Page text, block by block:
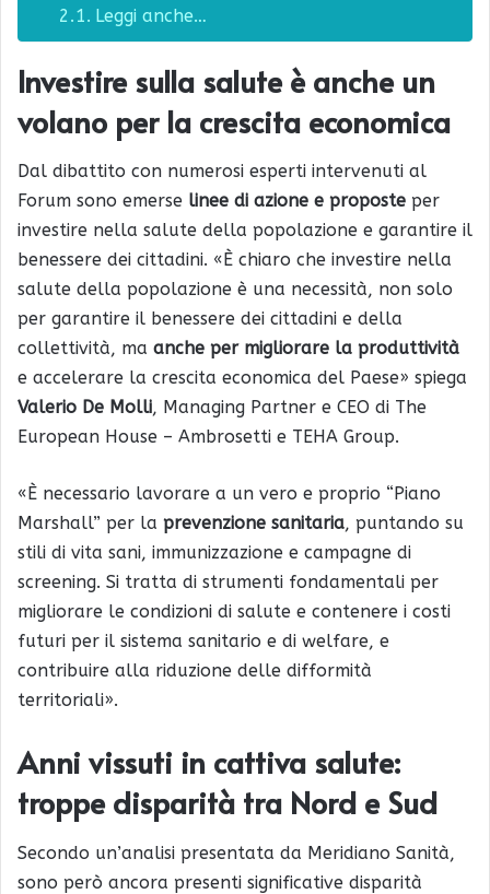
Leggi anche…
Investire sulla salute è anche un
volano per la crescita economica
Dal dibattito con numerosi esperti intervenuti al
Forum sono emerse linee di azione e proposte per
investire nella salute della popolazione e garantire il
benessere dei cittadini. «È chiaro che investire nella
salute della popolazione è una necessità, non solo
per garantire il benessere dei cittadini e della
collettività, ma anche per migliorare la produttività
e accelerare la crescita economica del Paese» spiega
Valerio De Molli, Managing Partner e CEO di The
European House – Ambrosetti e TEHA Group.
«È necessario lavorare a un vero e proprio “Piano
Marshall” per la prevenzione sanitaria, puntando su
stili di vita sani, immunizzazione e campagne di
screening. Si tratta di strumenti fondamentali per
migliorare le condizioni di salute e contenere i costi
futuri per il sistema sanitario e di welfare, e
contribuire alla riduzione delle difformità
territoriali».
Anni vissuti in cattiva salute:
troppe disparità tra Nord e Sud
Secondo un’analisi presentata da Meridiano Sanità,
sono però ancora presenti significative disparità